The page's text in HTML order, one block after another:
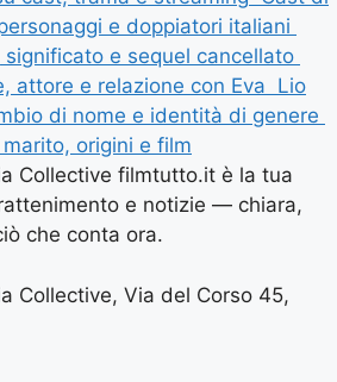
e doppiatori italiani
significato e sequel cancellato
attore e relazione con Eva Lio
di nome e identità di genere
origini e film
Collective filmtutto.it è la tua
e notizie — chiara,
che conta ora.
Collective, Via del Corso 45,